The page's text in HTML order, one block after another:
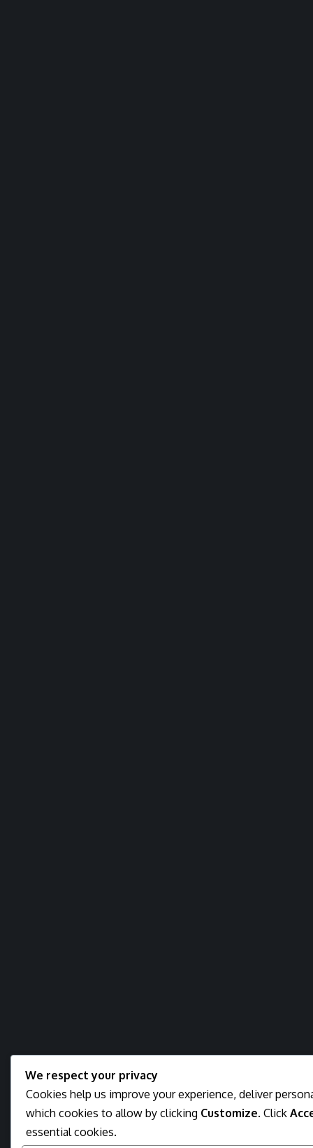
We respect your privacy
Cookies help us improve your experience, deliver
which cookies to allow by clicking Customize. Click
essential cookies.